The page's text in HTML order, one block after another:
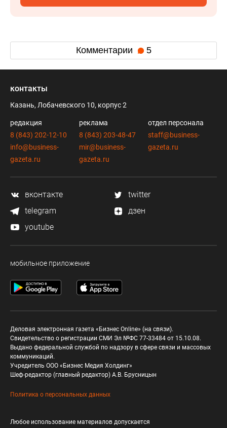
Комментарии 5
контакты
Казань, Лобачевского 10, корпус 2
редакция
8 (843) 202-12-10
info@business-
gazeta.ru
реклама
8 (843) 203-48-47
mir@business-
gazeta.ru
отдел персонала
staff@business-
gazeta.ru
вконтакте
twitter
telegram
дзен
youtube
мобильное приложение
Деловая электронная газета «Бизнес Online» (на связи).
Свидетельство о регистрации СМИ Эл №ФС 77-33484 от 15.10.08.
Выдано федеральной службой по надзору в сфере связи и массовых
коммуникаций.
Учредитель ООО «Бизнес Медия Холдинг»
Шеф-редактор (главный редактор) А.В. Брусницын
Политика о персональных данных
Любое использование материалов допускается